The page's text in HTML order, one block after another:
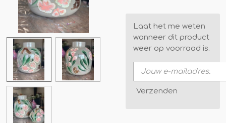
Laat het me weten
wanneer dit product
weer op voorraad is.
Verzenden